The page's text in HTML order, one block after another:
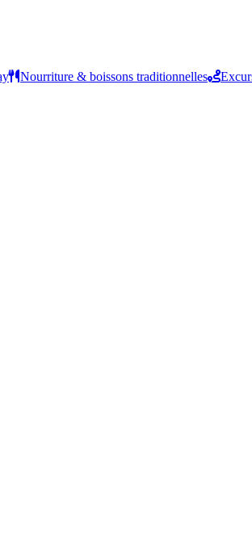
Nourriture & boissons traditionnelles